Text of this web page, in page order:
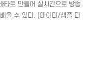
타로 만들어 실시간으로 방송
울 수 있다. (데이터/샘플 다